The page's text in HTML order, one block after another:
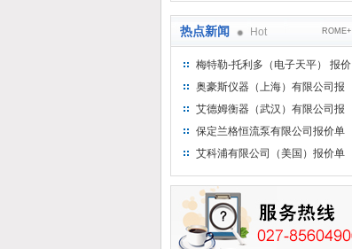
热点新闻 Hot ROME+
梅特勒-托利多（电子天平） 报价
单
奥豪斯仪器（上海）有限公司报
价单
艾德姆衡器（武汉）有限公司报
价单
保定兰格恒流泵有限公司报价单
艾科浦有限公司（美国）报价单